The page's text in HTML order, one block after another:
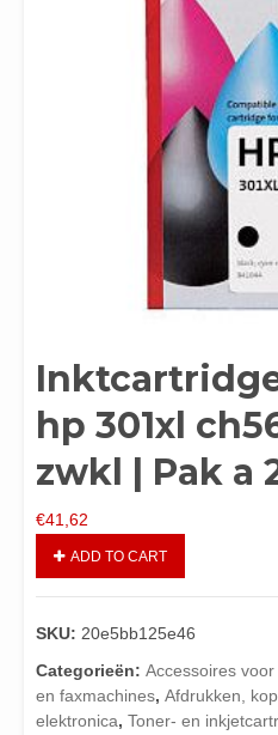
hp 301xl
zwkl | Pak a
€41,62
ADD TO CART
SKU: 20e5bb125e46
Categorieën: Accessoires
en faxmachines, Afdrukken,
elektronica, Toner- en